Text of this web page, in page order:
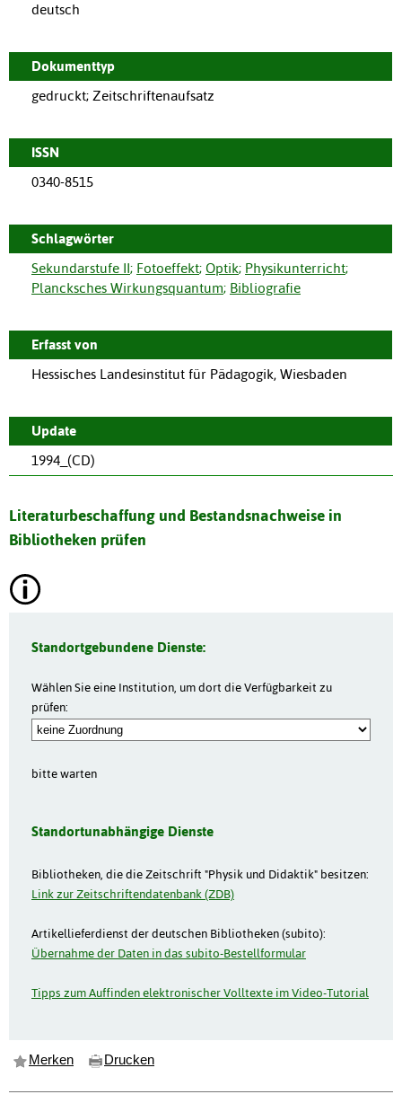
deutsch
Dokumenttyp
gedruckt; Zeitschriftenaufsatz
ISSN
0340-8515
Schlagwörter
Sekundarstufe II; Fotoeffekt; Optik; Physikunterricht;
Plancksches Wirkungsquantum; Bibliografie
Erfasst von
Hessisches Landesinstitut für Pädagogik, Wiesbaden
Update
1994_(CD)
Literaturbeschaffung und Bestandsnachweise in
Bibliotheken prüfen
Standortgebundene Dienste:
Wählen Sie eine Institution, um dort die Verfügbarkeit zu
prüfen:
bitte warten
Standortunabhängige Dienste
Bibliotheken, die die Zeitschrift "Physik und Didaktik" besitzen:
Link zur Zeitschriftendatenbank (ZDB)
Artikellieferdienst der deutschen Bibliotheken (subito):
Übernahme der Daten in das subito-Bestellformular
Tipps zum Auffinden elektronischer Volltexte im Video-Tutorial
Merken Drucken